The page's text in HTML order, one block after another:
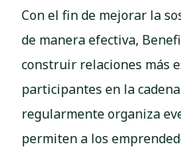
Con el fin de mejorar la
de manera efectiva,
construir relaciones más
participantes en la
regularmente organiza
permiten a los